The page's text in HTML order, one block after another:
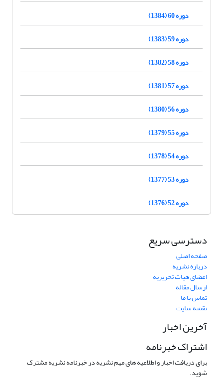
دوره 60 (1384)
دوره 59 (1383)
دوره 58 (1382)
دوره 57 (1381)
دوره 56 (1380)
دوره 55 (1379)
دوره 54 (1378)
دوره 53 (1377)
دوره 52 (1376)
دسترسی سریع
صفحه اصلی
درباره نشریه
اعضای هیات تحریریه
ارسال مقاله
تماس با ما
نقشه سایت
آخرین اخبار
اشتراک خبرنامه
برای دریافت اخبار و اطلاعیه های مهم نشریه در خبرنامه نشریه مشترک
شوید.